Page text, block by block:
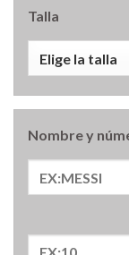
Talla
Nombre y